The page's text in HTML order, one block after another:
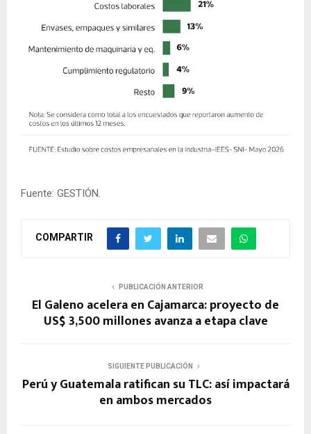
Fuente: GESTIÓN.
COMPARTIR
PUBLICACIÓN ANTERIOR
El Galeno acelera en Cajamarca: proyecto de
US$ 3,500 millones avanza a etapa clave
SIGUIENTE PUBLICACIÓN
Perú y Guatemala ratifican su TLC: así impactará
en ambos mercados